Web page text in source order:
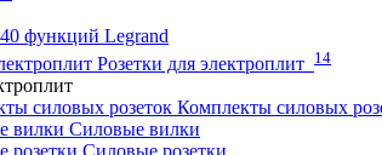
функций Legrand
Розетки для электроплит 14
Комплекты силовых
Силовые вилки
Силовые розетки